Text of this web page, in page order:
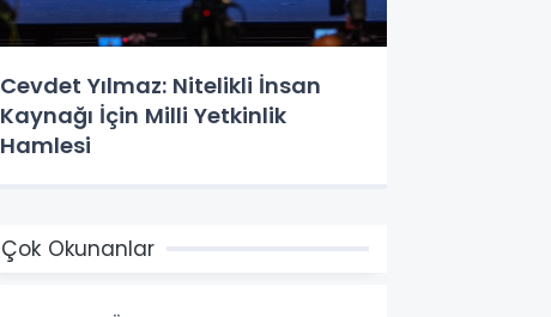
Cevdet Yılmaz: Nitelikli İnsan
Kaynağı İçin Milli Yetkinlik
Hamlesi
Çok Okunanlar